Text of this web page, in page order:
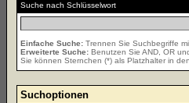
Suche nach Schlüsselwort
Einfache Suche:Trennen Sie Suchbegriffe
Erweiterte Suche:Benutzen Sie AND, OR
Sie können Sternchen (*) als Platzhalter in
Suchoptionen